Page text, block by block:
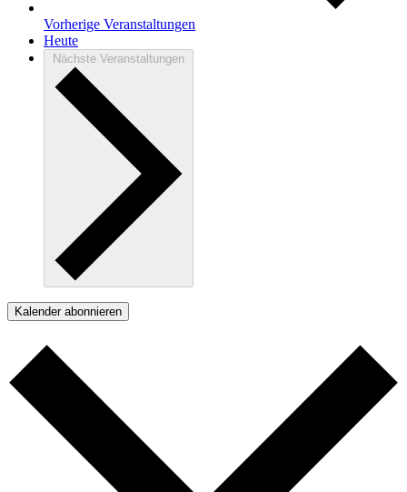
Vorherige Veranstaltungen
Heute
Nächste Veranstaltungen
Kalender abonnieren